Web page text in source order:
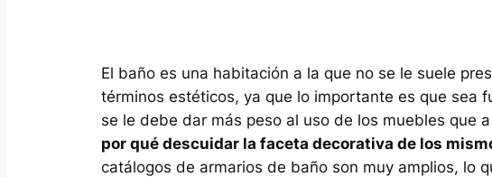
El baño es una habitación a la que no se le suele
términos estéticos, ya que lo importante es que sea
se le debe dar más peso al uso de los muebles que
por qué descuidar la faceta decorativa de los
catálogos de armarios de baño son muy amplios, lo